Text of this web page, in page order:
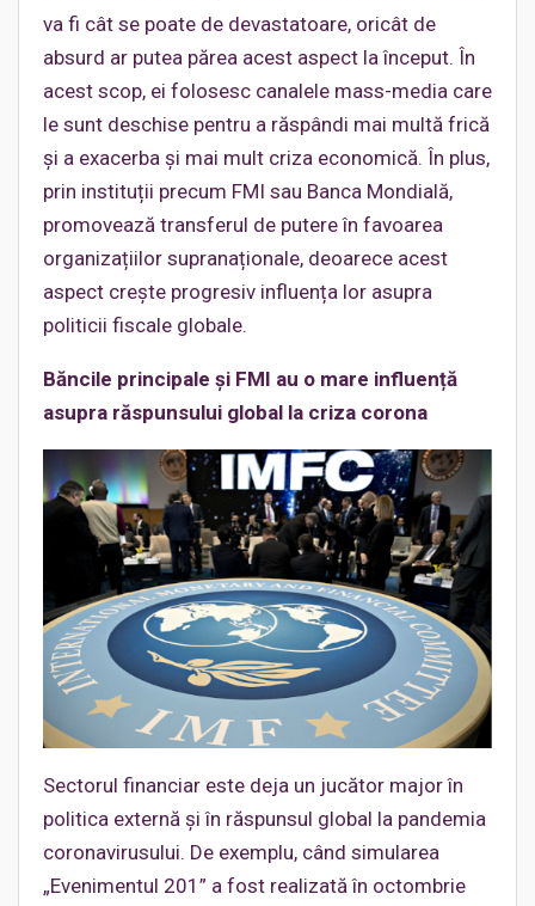
va fi cât se poate de devastatoare, oricât de
absurd ar putea părea acest aspect la început. În
acest scop, ei folosesc canalele mass-media care
le sunt deschise pentru a răspândi mai multă frică
și a exacerba și mai mult criza economică. În plus,
prin instituții precum FMI sau Banca Mondială,
promovează transferul de putere în favoarea
organizațiilor supranaționale, deoarece acest
aspect crește progresiv influența lor asupra
politicii fiscale globale.
Băncile principale și FMI au o mare influență
asupra răspunsului global la criza corona
Sectorul financiar este deja un jucător major în
politica externă și în răspunsul global la pandemia
coronavirusului. De exemplu, când simularea
„Evenimentul 201” a fost realizată în octombrie